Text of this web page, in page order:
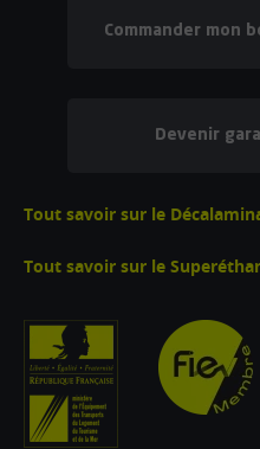
Commander mon
Devenir
Tout savoir sur le
Tout savoir sur le